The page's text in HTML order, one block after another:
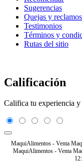
Sugerencias
Quejas y reclamos
Testimonios
Términos y
Rutas del sitio
Calificación
Califica tu experiencia
MaquiAlimentos - Venta
MaquiAlimentos - Venta